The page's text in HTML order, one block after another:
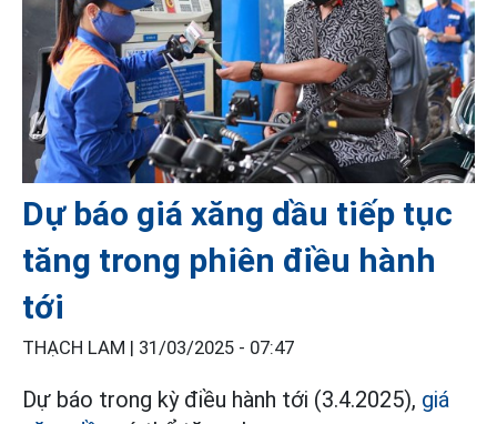
Dự báo giá xăng dầu tiếp tục
tăng trong phiên điều hành
tới
THẠCH LAM | 31/03/2025 - 07:47
Dự báo trong kỳ điều hành tới (3.4.2025), giá